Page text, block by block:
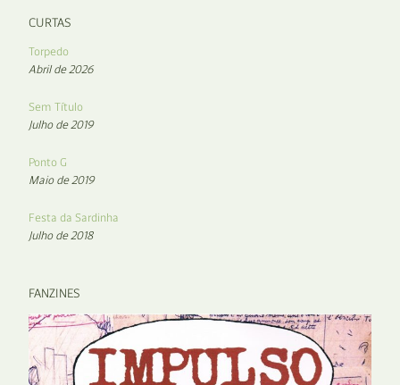
CURTAS
Torpedo
Abril de 2026
Sem Título
Julho de 2019
Ponto G
Maio de 2019
Festa da Sardinha
Julho de 2018
FANZINES